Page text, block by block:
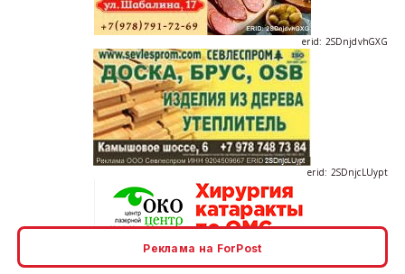
erid: 2SDnjcrDNw6
Реклама на ForPost